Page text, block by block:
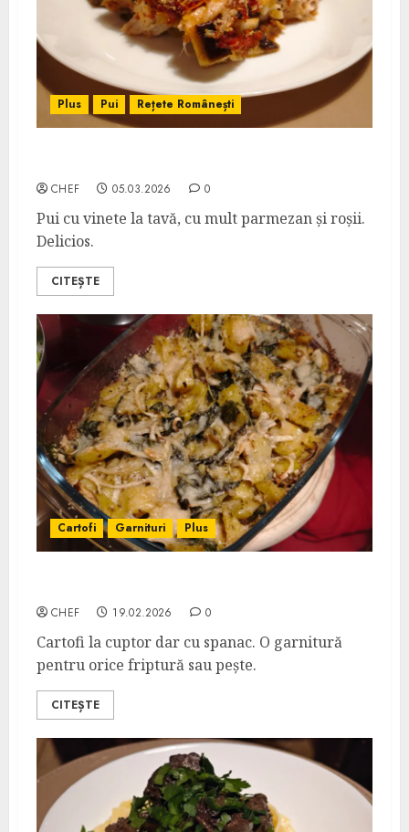
Plus Pui Rețete Românești
CHEF 05.03.2026 0
Pui cu vinete la tavă, cu mult parmezan și roșii.
Delicios.
CITEȘTE
Cartofi Garnituri Plus
CHEF 19.02.2026 0
Cartofi la cuptor dar cu spanac. O garnitură
pentru orice friptură sau pește.
CITEȘTE